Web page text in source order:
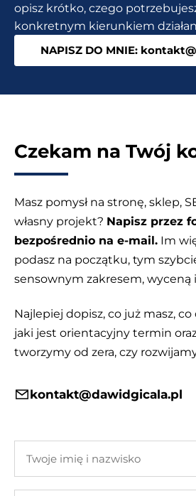
opisz krótko, czego
konkretnym kierunkiem
NAPISZ DO MNIE:
Czekam na Twój
Masz pomysł na stronę, sklep,
własny projekt? Napisz przez
bezpośrednio na e-mail. Im
podasz na początku, tym
sensownym zakresem, wyceną
Najlepiej dopisz, co już masz,
jaki jest orientacyjny termin
tworzymy od zera, czy
kontakt@dawidgicala.pl
imię